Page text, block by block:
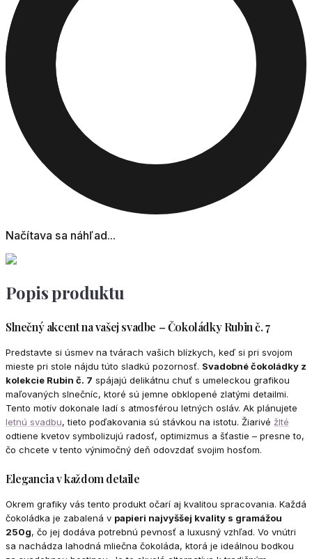
Načítava sa náhľad...
Popis produktu
Slnečný akcent na vašej svadbe – Čokoládky Rubin č. 7
Predstavte si úsmev na tvárach vašich blízkych, keď si pri svojom
mieste pri stole nájdu túto sladkú pozornosť. Svadobné čokoládky z
kolekcie Rubin č. 7 spájajú delikátnu chuť s umeleckou grafikou
maľovaných slnečníc, ktoré sú jemne obklopené zlatými detailmi.
Tento motív dokonale ladí s atmosférou letných osláv. Ak plánujete
letnú svadbu, tieto poďakovania sú stávkou na istotu. Žiarivé žlté
odtiene kvetov symbolizujú radosť, optimizmus a šťastie – presne to,
čo chcete v tento výnimočný deň odovzdať svojim hosťom.
Elegancia v každom detaile
Okrem grafiky vás tento produkt očarí aj kvalitou spracovania. Každá
čokoládka je zabalená v papieri najvyššej kvality s gramážou
250g, čo jej dodáva potrebnú pevnosť a luxusný vzhľad. Vo vnútri
sa nachádza lahodná mliečna čokoláda, ktorá je ideálnou bodkou